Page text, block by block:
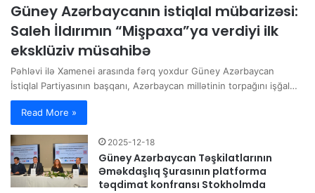
Güney Azərbaycanın istiqlal mübarizəsi:
Saleh İldırımın “Mişpaxa”ya verdiyi ilk
eksklüziv müsahibə
Pəhləvi ilə Xamenei arasında fərq yoxdur Güney Azərbaycan
İstiqlal Partiyasının başqanı, Azərbaycan millətinin torpağını işğal…
Read More »
2025-12-18
Güney Azərbaycan Təşkilatlarının
Əməkdaşlıq Şurasının platforma
təqdimat konfransı Stokholmda